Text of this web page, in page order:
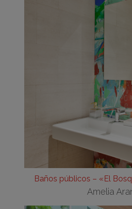
Baños públicos – «El
Amelia